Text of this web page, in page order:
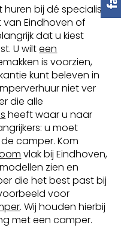
bij dé specialist
Eindhoven of
dat u kiest
U wilteen
is voorzien,
kunt beleven in
niet ver
die alle
heeft waar u naar
u moet
camper. Kom
vlak bij Eindhoven,
zien en
die het best past bij
voor
. Wij houden hierbij
met een camper.